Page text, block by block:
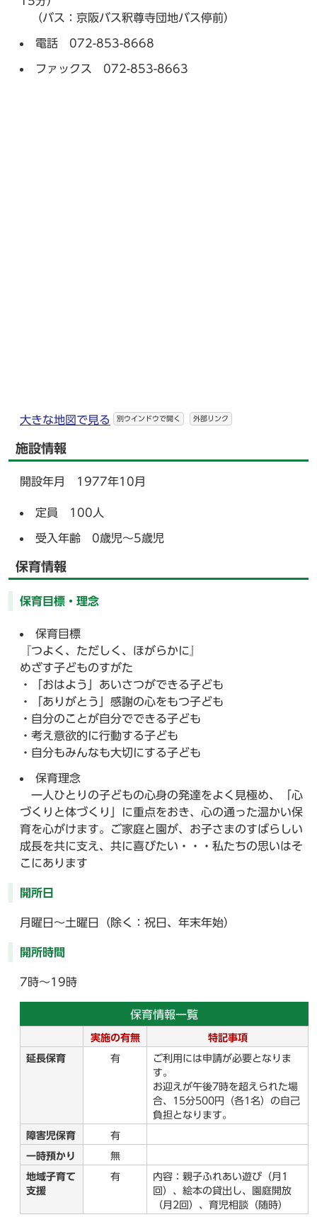
（バス：京阪バス釈尊寺団地バス停前）
電話 072-853-8668
ファックス 072-853-8663
大きな地図で見る 別ウインドウで開く 外部リンク
施設情報
開設年月 1977年10月
定員 100人
受入年齢 0歳児～5歳児
保育情報
保育目標・理念
保育目標
『つよく、ただしく、ほがらかに』
めざす子どものすがた
・「おはよう」あいさつができる子ども
・「ありがとう」感謝の心をもつ子ども
・自分のことが自分でできる子ども
・考え意欲的に行動する子ども
・自分もみんなも大切にする子ども
保育理念
一人ひとりの子どもの心身の発達をよく見極め、「心
づくりと体づくり」に重点をおき、心の通った温かい保
育を心がけます。ご家庭と園が、お子さまのすばらしい
成長を共に支え、共に喜びたい・・・私たちの思いはそ
こにあります
開所日
月曜日～土曜日（除く：祝日、年末年始）
開所時間
7時～19時
保育情報一覧
実施の有無 特記事項
延長保育 有
ご利用には申請が必要となりま
す。
お迎えが午後7時を超えられた場
合、15分500円（各1名）の自己
負担となります。
障害児保育 有
一時預かり 無
地域子育て
支援
有
内容：親子ふれあい遊び（月1
回）、絵本の貸出し、園庭開放
（月2回）、育児相談（随時）